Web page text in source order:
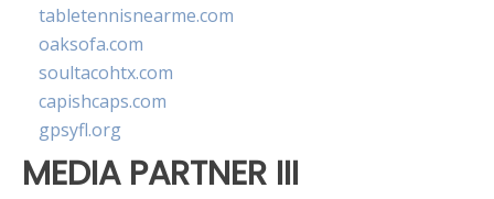
tabletennisnearme.com
oaksofa.com
soultacohtx.com
capishcaps.com
gpsyfl.org
MEDIA PARTNER III